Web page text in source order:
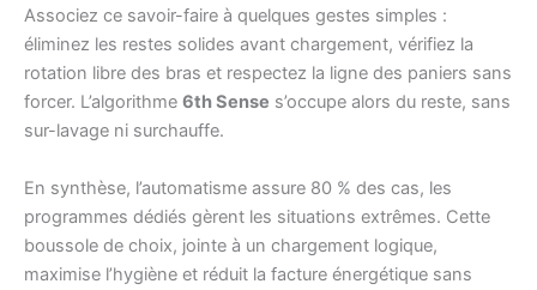
Associez ce savoir-faire à quelques gestes simples :
éliminez les restes solides avant chargement, vérifiez la
rotation libre des bras et respectez la ligne des paniers sans
forcer. L’algorithme 6th Sense s’occupe alors du reste, sans
sur-lavage ni surchauffe.
En synthèse, l’automatisme assure 80 % des cas, les
programmes dédiés gèrent les situations extrêmes. Cette
boussole de choix, jointe à un chargement logique,
maximise l’hygiène et réduit la facture énergétique sans